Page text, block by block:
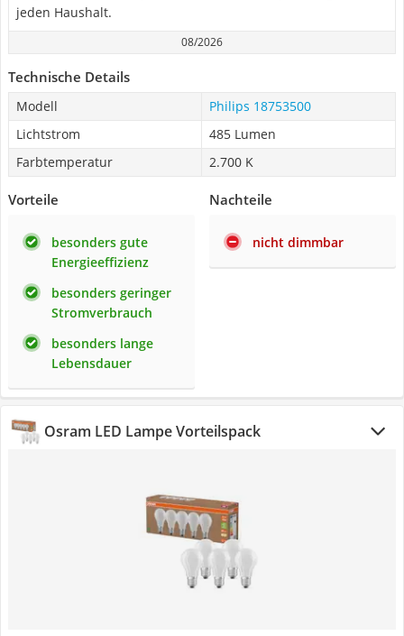
jeden Haushalt.
08/2026
Technische Details
Modell
Philips 18753500
Lichtstrom
485 Lumen
Farbtemperatur
2.700 K
Vorteile
besonders gute
Energieeffizienz
besonders geringer
Stromverbrauch
besonders lange
Lebensdauer
Nachteile
nicht dimmbar
Osram LED Lampe Vorteilspack